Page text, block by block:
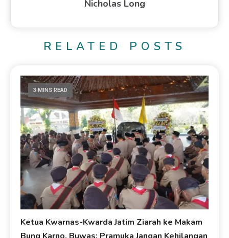
Nicholas Long
RELATED POSTS
3 MINS READ
Ketua Kwarnas-Kwarda Jatim Ziarah ke Makam